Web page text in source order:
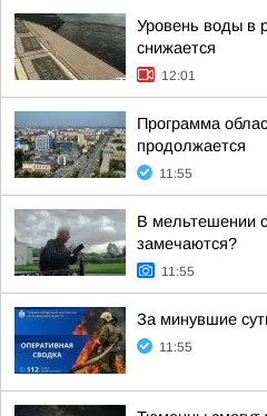
Уровень воды в
снижается
12:01
Программа
продолжается
11:55
В мельтешении
замечаются?
11:55
За минувшие
11:55